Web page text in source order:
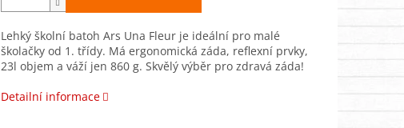
Lehký školní batoh Ars Una Fleur je ideální pro malé
školačky od 1. třídy. Má ergonomická záda, reflexní prvky,
23l objem a váží jen 860 g. Skvělý výběr pro zdravá záda!
Detailní informace